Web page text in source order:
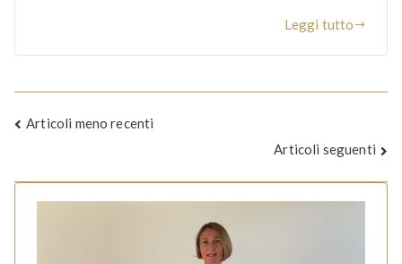
Leggi tutto
Navigazione
Articoli meno recenti
Articoli seguenti